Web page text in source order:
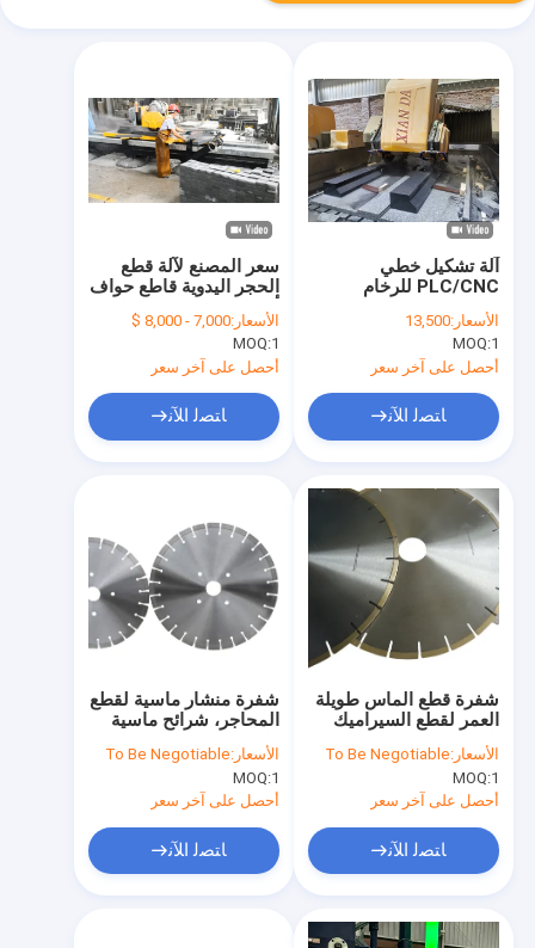
سعر المصنع لآلة قطع
الحجر اليدوية قاطع حواف
ألواح الجرانيت والرخام
الأسعار:7,000 - 8,000 $
MOQ:1
أحصل على آخر سعر
ﺎﺘﺼﻟ ﺍﻶﻧ
آلة تشكيل خطي
PLC/CNC للرخام
والجرانيت بشفرات
مزدوجة
الأسعار:13,500
MOQ:1
أحصل على آخر سعر
ﺎﺘﺼﻟ ﺍﻶﻧ
شفرة منشار ماسية لقطع
المحاجر، شرائح ماسية
فائقة الصلابة، عمر خدمة
طويل
الأسعار:To Be Negotiable
MOQ:1
أحصل على آخر سعر
ﺎﺘﺼﻟ ﺍﻶﻧ
شفرة قطع الماس طويلة
العمر لقطع السيراميك
السريع
الأسعار:To Be Negotiable
MOQ:1
أحصل على آخر سعر
ﺎﺘﺼﻟ ﺍﻶﻧ